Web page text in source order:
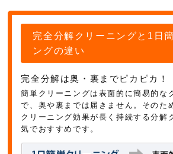
完全分解クリーニングと1日
ングの違い
完全分解は奥・裏までピカピカ！
簡単クリーニングは表面的に簡易的な
で、奥や裏までは届きません。そのた
クリーニング効果が長く持続する分解
気でおすすめです。